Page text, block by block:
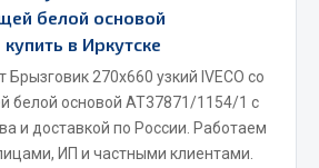
ещё
белой основой
в Иркутске
270х660 узкий IVECO со
белой основой АТ37871/1154/1 с
и доставкой по России. Работаем
ИП и частными клиентами.